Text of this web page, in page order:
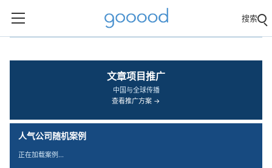
搜索
文章项目推广
中国与全球传播
查看推广方案 →
人气公司随机案例
正在加载案例…